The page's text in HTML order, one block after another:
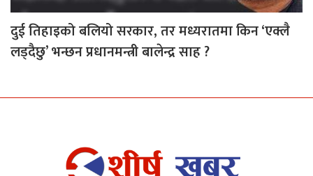
दुई तिहाइको बलियो सरकार, तर मध्यरातमा किन ‘एक्लै
लड्दैछु’ भन्छन प्रधानमन्त्री बालेन्द्र साह ?